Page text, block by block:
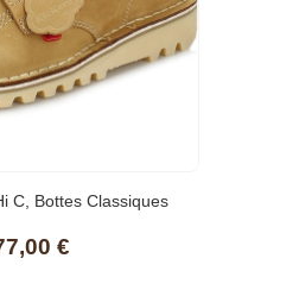
C, Bottes Classiques
€